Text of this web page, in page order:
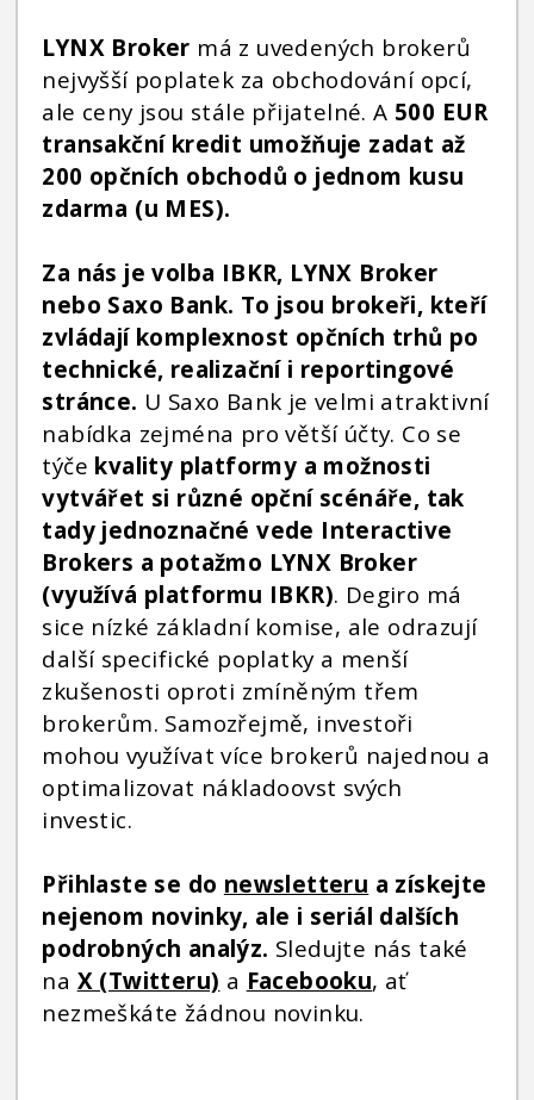
LYNX Broker má z uvedených brokerů
nejvyšší poplatek za obchodování opcí,
ale ceny jsou stále přijatelné. A 500 EUR
transakční kredit umožňuje zadat až
200 opčních obchodů o jednom kusu
zdarma (u MES).
Za nás je volba IBKR, LYNX Broker
nebo Saxo Bank. To jsou brokeři, kteří
zvládají komplexnost opčních trhů po
technické, realizační i reportingové
stránce. U Saxo Bank je velmi atraktivní
nabídka zejména pro větší účty. Co se
týče kvality platformy a možnosti
vytvářet si různé opční scénáře, tak
tady jednoznačné vede Interactive
Brokers a potažmo LYNX Broker
(využívá platformu IBKR). Degiro má
sice nízké základní komise, ale odrazují
další specifické poplatky a menší
zkušenosti oproti zmíněným třem
brokerům. Samozřejmě, investoři
mohou využívat více brokerů najednou a
optimalizovat nákladoovst svých
investic.
Přihlaste se do newsletteru a získejte
nejenom novinky, ale i seriál dalších
podrobných analýz. Sledujte nás také
na X (Twitteru) a Facebooku, ať
nezmeškáte žádnou novinku.